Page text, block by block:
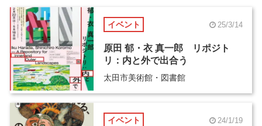
イベント 25/3/14
原田 郁・衣 真一郎 リポジト
リ：内と外で出合う
太田市美術館・図書館
イベント 24/1/19